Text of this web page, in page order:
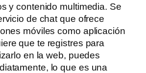
y contenido multimedia. Se
de chat que ofrece
móviles como aplicación
que te registres para
en la web, puedes
lo que es una